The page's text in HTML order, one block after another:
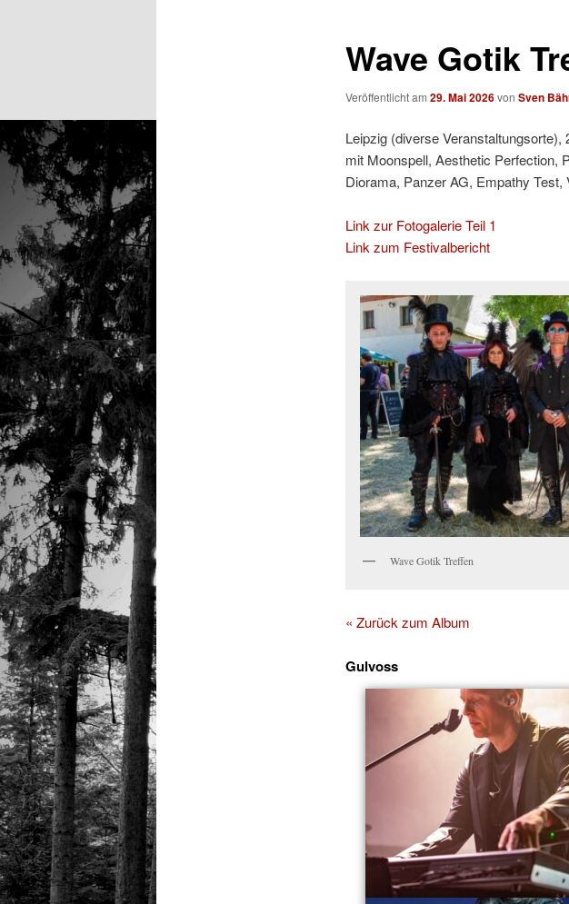
Wave Gotik
Veröffentlicht am 29. Mai 2026von Sven
Leipzig (diverse Veranstaltungsorte),
mit Moonspell, Aesthetic Perfection,
Diorama, Panzer AG, Empathy
Link zur Fotogalerie Teil 1
Link zum Festivalbericht
Wave Gotik Treffen
« Zurück zum Album
Gulvoss